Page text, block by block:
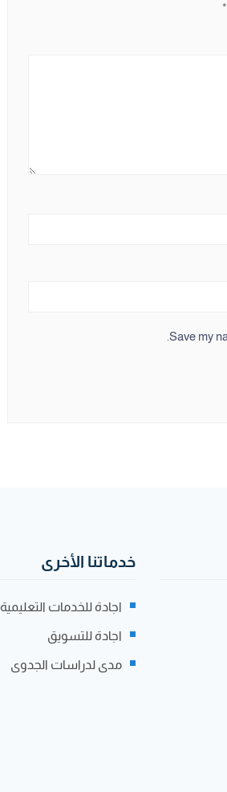
*
Save my
خدماتنا الأخرى
اجادة للخدمات التعليمية
اجادة للتسويق
مدى لدراسات الجدوى